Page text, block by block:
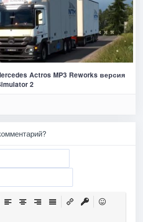
Actros MP3 Reworks версия
2